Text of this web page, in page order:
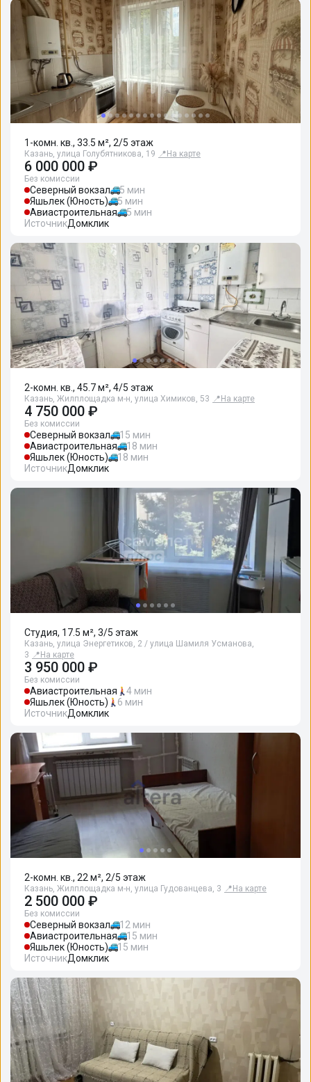
1-комн. кв., 33.5 м², 2/5 этаж
Казань, улица Голубятникова, 19 📍 На карте
6 000 000 ₽
Без комиссии
Северный вокзал
5 мин
Яшьлек (Юность)
5 мин
Авиастроительная
5 мин
ИсточникДомклик
2-комн. кв., 45.7 м², 4/5 этаж
Казань, Жилплощадка м-н, улица Химиков, 53 📍 На карте
4 750 000 ₽
Без комиссии
Северный вокзал
15 мин
Авиастроительная
18 мин
Яшьлек (Юность)
18 мин
ИсточникДомклик
Студия, 17.5 м², 3/5 этаж
Казань, улица Энергетиков, 2 / улица Шамиля Усманова,
3 📍 На карте
3 950 000 ₽
Без комиссии
Авиастроительная
4 мин
Яшьлек (Юность)
6 мин
ИсточникДомклик
2-комн. кв., 22 м², 2/5 этаж
Казань, Жилплощадка м-н, улица Гудованцева, 3 📍 На карте
2 500 000 ₽
Без комиссии
Северный вокзал
12 мин
Авиастроительная
15 мин
Яшьлек (Юность)
15 мин
ИсточникДомклик